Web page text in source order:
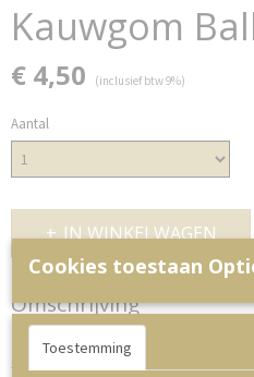
Kauwgom
€ 4,50 (inclusief btw 9%)
Aantal
IN WINKELWAGEN
Omschrijving
Zakje 200 gram
Cookies toestaan
Toestemming